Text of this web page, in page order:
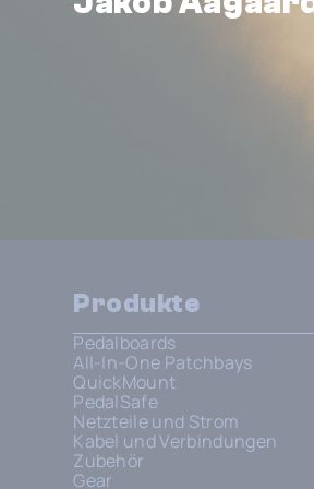
Produkte
Pedalboards
All-In-One Patchbays
QuickMount
PedalSafe
Netzteile und Strom
Kabel und Verbindungen
Zubehör
Gear